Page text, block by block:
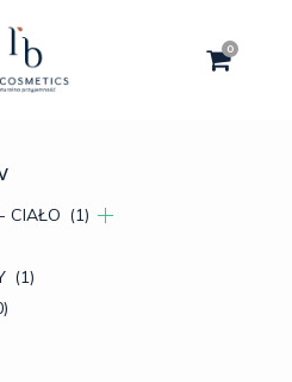
0
CIAŁO (1)
(1)